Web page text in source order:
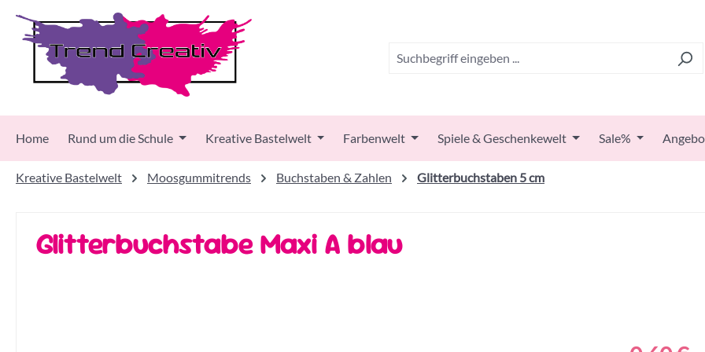
Hauptinhalt springen
Zur Suche springen
Zur Hauptnavigation springen
Home Rund um die Schule Kreative Bastelwelt Farbenwelt Spiele & Geschenkewelt Sale%
Kreative Bastelwelt Moosgummitrends Buchstaben & Zahlen Glitterbuchstaben 5 cm
Glitterbuchstabe Maxi A blau
Regulärer